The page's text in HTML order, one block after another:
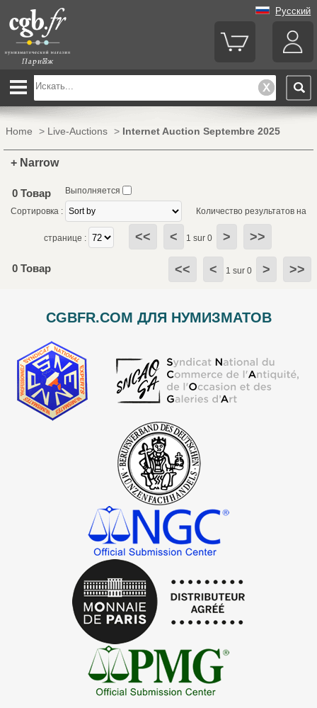
Русский
Home > Live-Auctions > Internet Auction Septembre 2025
+ Narrow
0 Товар Выполняется
Сортировка : Количество результатов на
странице : << < 1 sur 0 > >>
0 Товар << < 1 sur 0 > >>
CGBFR.COM ДЛЯ НУМИЗМАТОВ